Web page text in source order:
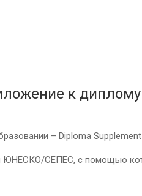
к
– Diploma Supplement
ЮНЕСКО/СЕПЕС, с помощью